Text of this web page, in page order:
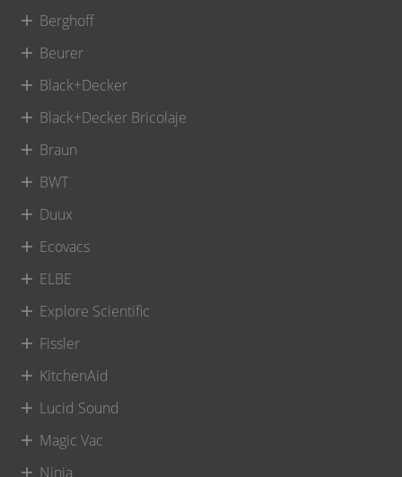
Berghoff
Beurer
Black+Decker
Black+Decker Bricolaje
Braun
BWT
Duux
Ecovacs
ELBE
Explore Scientific
Fissler
KitchenAid
Lucid Sound
Magic Vac
Ninja